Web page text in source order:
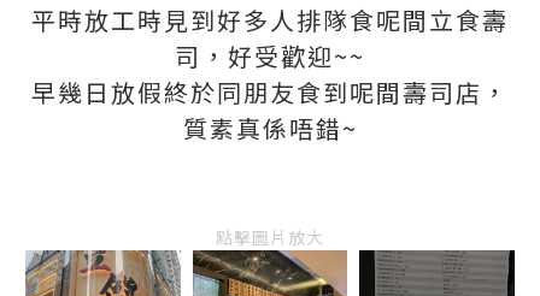
平時放工時見到好多人排隊食呢間立食壽
司，好受歡迎~~
早幾日放假終於同朋友食到呢間壽司店，
質素真係唔錯~
點擊圖片放大